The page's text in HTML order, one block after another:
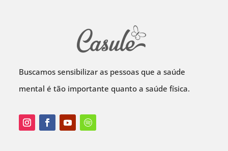
Buscamos sensibilizar as pessoas que a saúde
mental é tão importante quanto a saúde física.